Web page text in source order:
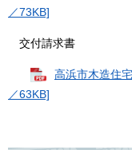
／73KB]
交付請求書
高浜市木造住
／63KB]